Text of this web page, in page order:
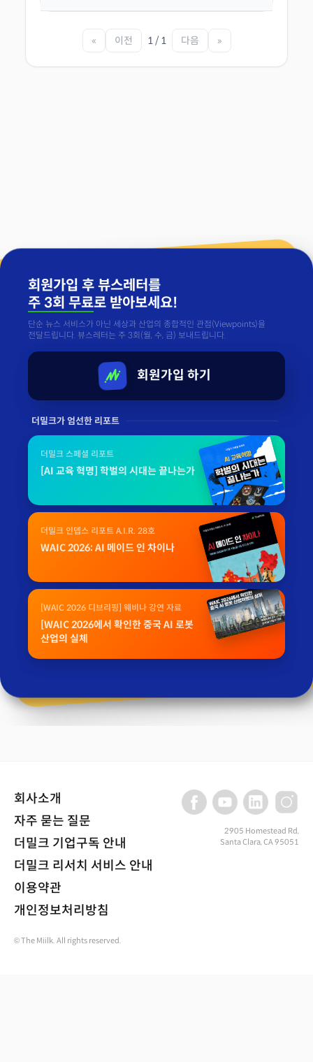
« 이전 1 / 1 다음 »
회원가입 후 뷰스레터를
주 3회 무료로 받아보세요!
단순 뉴스 서비스가 아닌 세상과 산업의 종합적인 관점(Viewpoints)을
전달드립니다. 뷰스레터는 주 3회(월, 수, 금) 보내드립니다.
회원가입 하기
더밀크가 엄선한 리포트
더밀크 스페셜 리포트
[AI 교육 혁명] 학벌의 시대는 끝나는가
더밀크 인뎁스 리포트 A.I.R. 28호
WAIC 2026: AI 메이드 인 차이나
[WAIC 2026 디브리핑] 웨비나 강연 자료
[WAIC 2026에서 확인한 중국 AI 로봇
산업의 실체
회사소개
자주 묻는 질문
더밀크 기업구독 안내
더밀크 리서치 서비스 안내
이용약관
개인정보처리방침
2905 Homestead Rd,
Santa Clara, CA 95051
© The Miilk. All rights reserved.